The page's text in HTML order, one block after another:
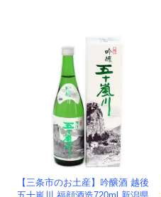
【三条市のお土産】吟醸酒 越後